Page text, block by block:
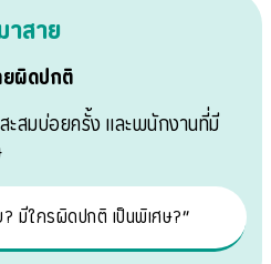
สาย
ผิดปกติ
ะสมบ่อยครั้ง และพนักงานที่มี
มีใครผิดปกติ เป็นพิเศษ?”